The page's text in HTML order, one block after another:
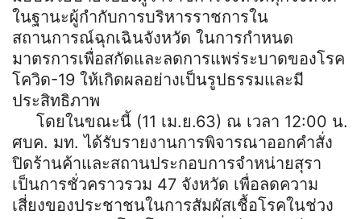
ในฐานะผู้กำกับการบริหารราชการใน
สถานการณ์ฉุกเฉินจังหวัด ในการกำหนด
มาตรการเพื่อสกัดและลดการแพร่ระบาดของโรค
โควิด-19 ให้เกิดผลอย่างเป็นรูปธรรมและมี
ประสิทธิภาพ
โดยในขณะนี้ (11 เม.ย.63) ณ เวลา 12:00 น.
ศบค. มท. ได้รับรายงานการพิจารณาออกคำสั่ง
ปิดร้านค้าและสถานประกอบการจำหน่ายสุรา
เป็นการชั่วคราวรวม 47 จังหวัด เพื่อลดความ
เสี่ยงของประชาชนในการสัมผัสเชื้อโรคในช่วง